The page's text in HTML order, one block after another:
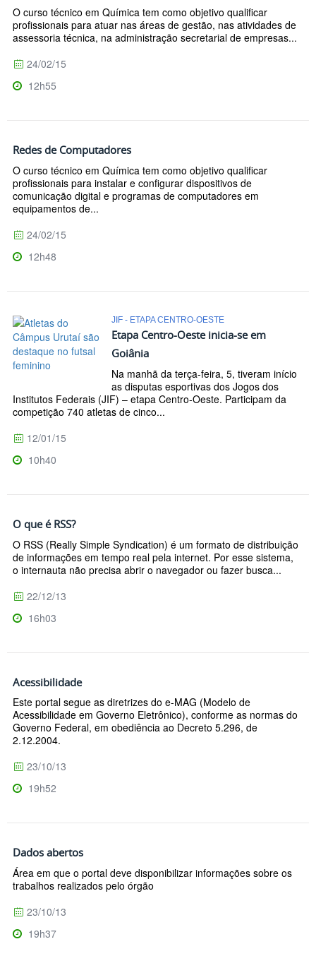
O curso técnico em Química tem como objetivo qualificar
profissionais para atuar nas áreas de gestão, nas atividades de
assessoria técnica, na administração secretarial de empresas...
24/02/15
12h55
Redes de Computadores
O curso técnico em Química tem como objetivo qualificar
profissionais para instalar e configurar dispositivos de
comunicação digital e programas de computadores em
equipamentos de...
24/02/15
12h48
JIF - ETAPA CENTRO-OESTE
Etapa Centro-Oeste inicia-se em
Goiânia
Na manhã da terça-feira, 5, tiveram início
as disputas esportivas dos Jogos dos
Institutos Federais (JIF) – etapa Centro-Oeste. Participam da
competição 740 atletas de cinco...
12/01/15
10h40
O que é RSS?
O RSS (Really Simple Syndication) é um formato de distribuição
de informações em tempo real pela internet. Por esse sistema,
o internauta não precisa abrir o navegador ou fazer busca...
22/12/13
16h03
Acessibilidade
Este portal segue as diretrizes do e-MAG (Modelo de
Acessibilidade em Governo Eletrônico), conforme as normas do
Governo Federal, em obediência ao Decreto 5.296, de
2.12.2004.
23/10/13
19h52
Dados abertos
Área em que o portal deve disponibilizar informações sobre os
trabalhos realizados pelo órgão
23/10/13
19h37